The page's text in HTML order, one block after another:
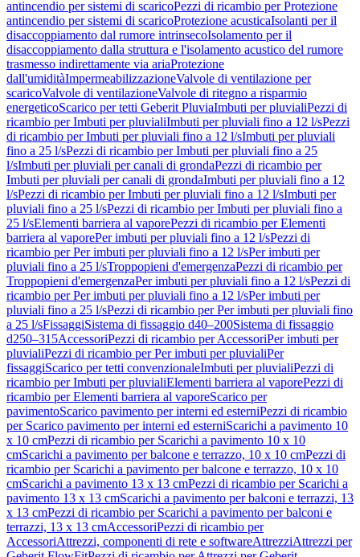
antincendio per sistemi di scaricoPezzi di ricambio per Protezione
antincendio per sistemi di scaricoProtezione acusticaIsolanti per il
disaccoppiamento dal rumore intrinsecoIsolamento per il
disaccoppiamento dalla struttura e l'isolamento acustico del rumore
trasmesso indirettamente via ariaProtezione
dall'umiditàImpermeabilizzazioneValvole di ventilazione per
scaricoValvole di ventilazioneValvole di ritegno a risparmio
energeticoScarico per tetti Geberit PluviaImbuti per pluvialiPezzi di
ricambio per Imbuti per pluvialiImbuti per pluviali fino a 12 l/sPezzi
di ricambio per Imbuti per pluviali fino a 12 l/sImbuti per pluviali
fino a 25 l/sPezzi di ricambio per Imbuti per pluviali fino a 25
l/sImbuti per pluviali per canali di grondaPezzi di ricambio per
Imbuti per pluviali per canali di grondaImbuti per pluviali fino a 12
l/sPezzi di ricambio per Imbuti per pluviali fino a 12 l/sImbuti per
pluviali fino a 25 l/sPezzi di ricambio per Imbuti per pluviali fino a
25 l/sElementi barriera al vaporePezzi di ricambio per Elementi
barriera al vaporePer imbuti per pluviali fino a 12 l/sPezzi di
ricambio per Per imbuti per pluviali fino a 12 l/sPer imbuti per
pluviali fino a 25 l/sTroppopieni d'emergenzaPezzi di ricambio per
Troppopieni d'emergenzaPer imbuti per pluviali fino a 12 l/sPezzi di
ricambio per Per imbuti per pluviali fino a 12 l/sPer imbuti per
pluviali fino a 25 l/sPezzi di ricambio per Per imbuti per pluviali fino
a 25 l/sFissaggiSistema di fissaggio d40–200Sistema di fissaggio
d250–315AccessoriPezzi di ricambio per AccessoriPer imbuti per
pluvialiPezzi di ricambio per Per imbuti per pluvialiPer
fissaggiScarico per tetti convenzionaleImbuti per pluvialiPezzi di
ricambio per Imbuti per pluvialiElementi barriera al vaporePezzi di
ricambio per Elementi barriera al vaporeScarico per
pavimentoScarico pavimento per interni ed esterniPezzi di ricambio
per Scarico pavimento per interni ed esterniScarichi a pavimento 10
x 10 cmPezzi di ricambio per Scarichi a pavimento 10 x 10
cmScarichi a pavimento per balcone e terrazzo, 10 x 10 cmPezzi di
ricambio per Scarichi a pavimento per balcone e terrazzo, 10 x 10
cmScarichi a pavimento 13 x 13 cmPezzi di ricambio per Scarichi a
pavimento 13 x 13 cmScarichi a pavimento per balconi e terrazzi, 13
x 13 cmPezzi di ricambio per Scarichi a pavimento per balconi e
terrazzi, 13 x 13 cmAccessoriPezzi di ricambio per
AccessoriAttrezzi, componenti di rete e softwareAttrezziAttrezzi per